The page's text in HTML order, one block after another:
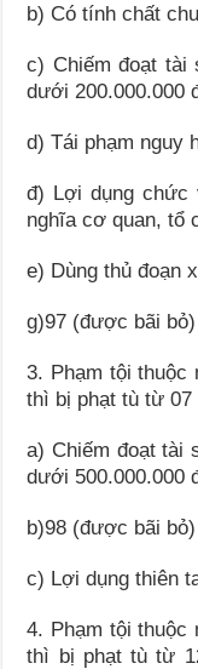
b) Có tính chất
c) Chiếm đoạt tài
dưới 200.000.000
d) Tái phạm nguy
đ) Lợi dụng chức
nghĩa cơ quan, tổ
e) Dùng thủ đoạn
g)97 (được bãi bỏ)
3. Phạm tội thuộc
thì bị phạt tù từ 07
a) Chiếm đoạt tài
dưới 500.000.000
b)98 (được bãi bỏ)
c) Lợi dụng thiên
4. Phạm tội thuộc
thì bị phạt tù từ